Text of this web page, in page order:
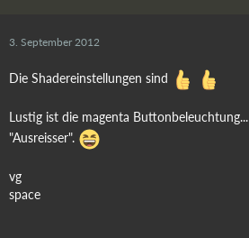
3. September 2012
Die Shadereinstellungen sind
Lustig ist die magenta Buttonbeleuchtung...
"Ausreisser".
vg
space